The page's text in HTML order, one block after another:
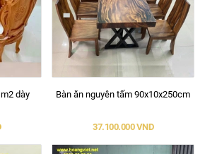
dày
Bàn ăn nguyên tấm 90x10x250cm
37.100.000 VND